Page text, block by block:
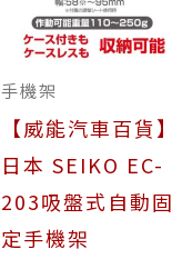
手機架
【威能汽車百貨】
日本 SEIKO EC-
203吸盤式自動固
定手機架